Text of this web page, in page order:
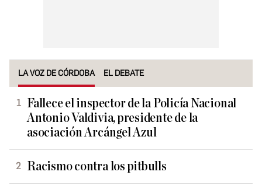
LA VOZ DE CÓRDOBA EL DEBATE
Fallece el inspector de la Policía Nacional
Antonio Valdivia, presidente de la
asociación Arcángel Azul
Racismo contra los pitbulls